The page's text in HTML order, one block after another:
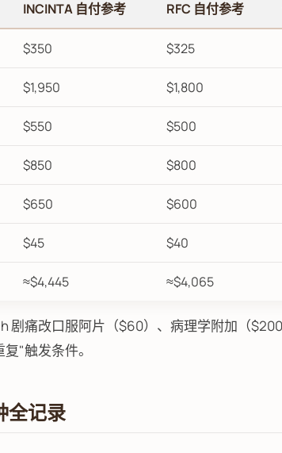
INCINTA 自付参考 RFC 自付参考
$350 $325
$1,950 $1,800
$550 $500
$850 $800
$650 $600
$45 $40
≈$4,445 ≈$4,065
剧痛改口服阿片（$60）、病理学附加（
"触发条件。
全记录